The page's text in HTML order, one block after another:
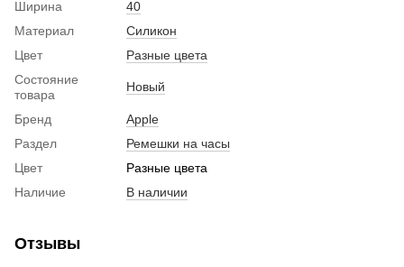
Ширина
40
Материал
Силикон
Цвет
Разные цвета
Состояние
товара
Новый
Бренд
Apple
Раздел
Ремешки на часы
Цвет
Разные цвета
Наличие
В наличии
Отзывы